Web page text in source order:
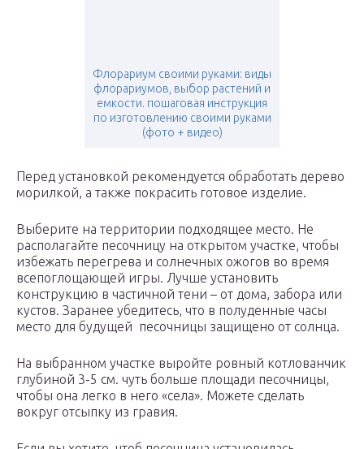
Флорариум своими руками: виды
флорариумов, выбор растений и
емкости. пошаговая инструкция
по изготовлению своими руками
(фото + видео)
Перед установкой рекомендуется обработать дерево
морилкой, а также покрасить готовое изделие.
Выберите на территории подходящее место. Не
располагайте песочницу на открытом участке, чтобы
избежать перегрева и солнечных ожогов во время
всепоглощающей игры. Лучше установить
конструкцию в частичной тени – от дома, забора или
кустов. Заранее убедитесь, что в полуденные часы
место для будущей песочницы защищено от солнца.
На выбранном участке выройте ровный котлованчик
глубиной 3-5 см. чуть больше площади песочницы,
чтобы она легко в него «села». Можете сделать
вокруг отсыпку из гравия.